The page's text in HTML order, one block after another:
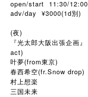
open/start 11:30/12:00
adv/day ¥3000(1d別 )
(夜)
『光太郎大阪出張企画』
act)
叶夢(from東京)
春西希空(fr.Snow drop)
村上想楽
三国未来